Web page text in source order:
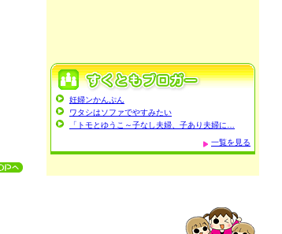
妊婦ンかんぷん
ワタシはソファでやすみたい
「トモとゆうこ～子なし夫婦、子あり夫婦に…
一覧を見る